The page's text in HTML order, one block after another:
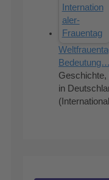
Bedeutung…
Geschichte,
in